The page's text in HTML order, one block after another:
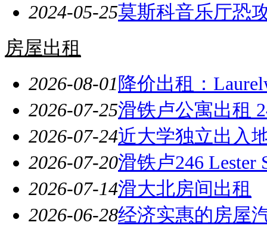
2024-05-25莫斯科音乐厅恐
房屋出租
2026-08-01降价出租：
2026-07-25滑铁卢公寓出租
2026-07-24近大学独立出入
2026-07-20滑铁卢246
2026-07-14滑大北房间出租
2026-06-28经济实惠的房屋